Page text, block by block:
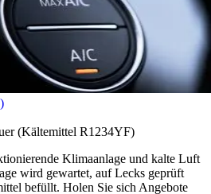
(Kältemittel R1234YF)
Klimaanlage und kalte Luft
wird gewartet, auf Lecks geprüft
befüllt. Holen Sie sich Angebote